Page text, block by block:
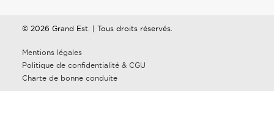
© 2026 Grand Est. | Tous droits réservés.
Mentions légales
Politique de confidentialité & CGU
Charte de bonne conduite